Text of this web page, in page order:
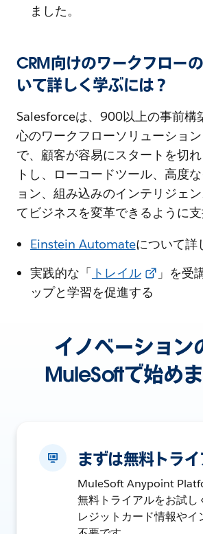
ました。
CRM向けのワークフロー
いて詳しく学ぶには？
Salesforceは、900以上の事前構
心のワークフローソリューショ
で、顧客が容易にスタートを切
トし、ローコードツール、高度
ョン、組み込みのインテリジェ
てビジネスを変革できるように支
Einstein Automateについて詳
実践的な「 トレイル
」を受
ップと学習を促進する
イノベーション
MuleSoftで始め
まずは無料トラ
MuleSoft Anypoint
無料トライアルをお試し
レジットカード情報やイ